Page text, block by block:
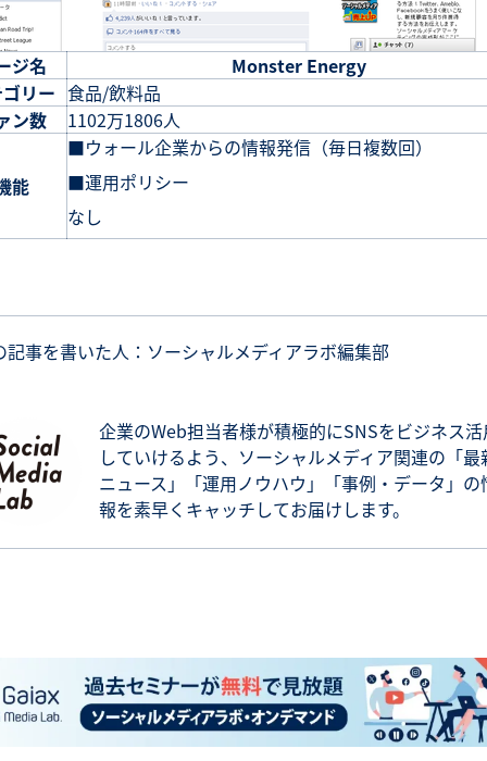
ジ名
Monster Energy
リー 食品/飲料品
ン数
1102万1806人
能
■ウォール企業からの情報発信（毎日複数回）
■運用ポリシー
なし
記事を書いた人：ソーシャルメディアラボ編集部
企業のWeb担当者様が積極的にSNSをビジネス
していけるよう、ソーシャルメディア関連の「最
ニュース」「運用ノウハウ」「事例・データ」の
報を素早くキャッチしてお届けします。